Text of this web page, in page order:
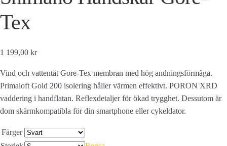
Tex
1 199,00 kr
Vind och vattentät Gore-Tex membran med hög andningsförmåga.
Primaloft Gold 200 isolering håller värmen effektivt. PORON XRD
vaddering i handflatan. Reflexdetaljer för ökad trygghet. Dessutom är
dom skärmkompatibla för din smartphone eller cykeldator.
Färger